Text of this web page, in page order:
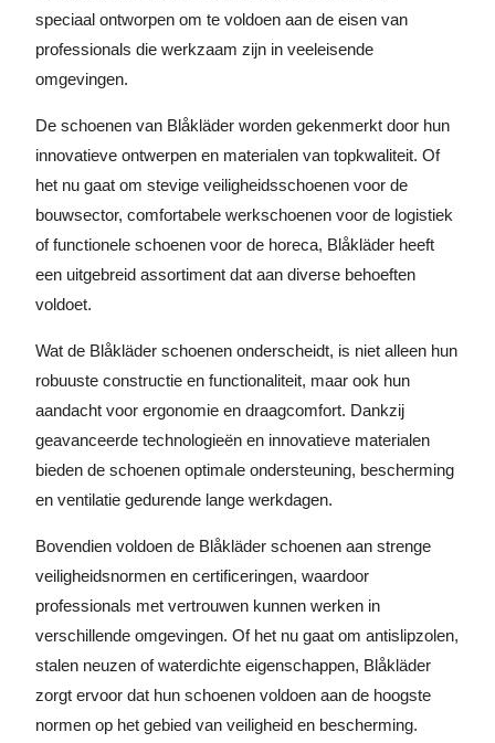
speciaal ontworpen om te voldoen aan de eisen van
professionals die werkzaam zijn in veeleisende
omgevingen.
De schoenen van Blåkläder worden gekenmerkt door hun
innovatieve ontwerpen en materialen van topkwaliteit. Of
het nu gaat om stevige veiligheidsschoenen voor de
bouwsector, comfortabele werkschoenen voor de logistiek
of functionele schoenen voor de horeca, Blåkläder heeft
een uitgebreid assortiment dat aan diverse behoeften
voldoet.
Wat de Blåkläder schoenen onderscheidt, is niet alleen hun
robuuste constructie en functionaliteit, maar ook hun
aandacht voor ergonomie en draagcomfort. Dankzij
geavanceerde technologieën en innovatieve materialen
bieden de schoenen optimale ondersteuning, bescherming
en ventilatie gedurende lange werkdagen.
Bovendien voldoen de Blåkläder schoenen aan strenge
veiligheidsnormen en certificeringen, waardoor
professionals met vertrouwen kunnen werken in
verschillende omgevingen. Of het nu gaat om antislipzolen,
stalen neuzen of waterdichte eigenschappen, Blåkläder
zorgt ervoor dat hun schoenen voldoen aan de hoogste
normen op het gebied van veiligheid en bescherming.